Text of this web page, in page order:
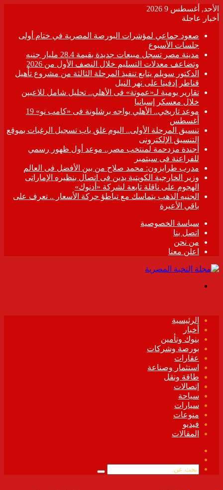
الأحد, أغسطس 9 2026
أخبار عاجلة
صعود جماعي لمؤشرات البورصة المصرية في ختام أولى
جلسات الأسبوع
مدينة مصر تسجل مبيعات جديدة بقيمة 28.4 مليار جنيه
وتضاعف معدلات التسليم خلال النصف الأول من 2026
الدكتور سويلم يتابع تنفيذ المرحلة الثالثة من مشروع تأهيل
قناطر إدفينا على نهر النيل
تقارير يومية لـ«عموتة» فى الأهلي.. تحليل شامل للاعبين
خلال معسكر إسبانيا
موعد تاريخي.. الأهلي يواجه برشلونة فى «كامب نو» 19
أغسطس
تنسيق المرحلة الأولى.. اليوم غلق باب تسجيل الرغبات بموقع
التنسيق الإلكترونى
أجندة مزدحمة لمنتخب مصر.. موعد أول ظهور رسمي
للفراعنة فى سبتمبر
مدرب طرابزون: محمد صلاح من بين الأفضل فى العالم
وزير الخارجية الكويتية يدين فى اتصال بنظيره الإماراتى
الهجوم على ناقلة تابعة لشركة «أدنوك»
الجنيه الذهب يتماسك مع تباطؤ حركة الأسعار .. تعرف على
باقي الأعيرة
سياسة الخصوصية
اتصل بنا
من نحن
اعلن معنا
الرئيسية
أخبار
بنوك وتأمين
بورصة وشركات
عقارات
استثمار وصناعة
طاقة ونقل
إتصالات
سياحة
سيارات
منوعات
فيديو
المقالات
الموقع
بحث